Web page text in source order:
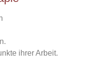
ihrer Arbeit.